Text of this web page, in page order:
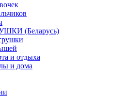
(Беларусь)
и отдыха
и дома